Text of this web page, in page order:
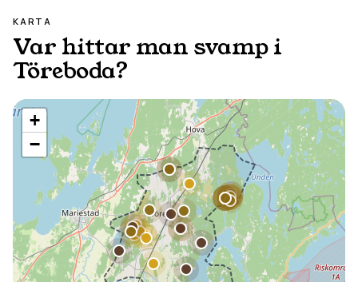
KARTA
Var hittar man svamp i
Töreboda?
+
−